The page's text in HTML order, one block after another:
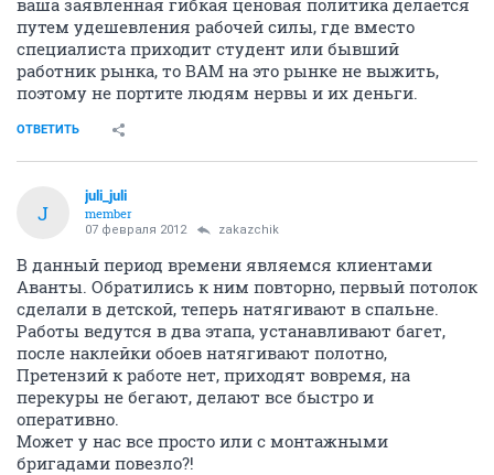
ваша заявленная гибкая ценовая политика делается
путем удешевления рабочей силы, где вместо
специалиста приходит студент или бывший
работник рынка, то ВАМ на это рынке не выжить,
поэтому не портите людям нервы и их деньги.
ОТВЕТИТЬ
J
juli_juli
member
07 февраля 2012 zakazchik
В данный период времени являемся клиентами
Аванты. Обратились к ним повторно, первый потолок
сделали в детской, теперь натягивают в спальне.
Работы ведутся в два этапа, устанавливают багет,
после наклейки обоев натягивают полотно,
Претензий к работе нет, приходят вовремя, на
перекуры не бегают, делают все быстро и
оперативно.
Может у нас все просто или с монтажными
бригадами повезло?!